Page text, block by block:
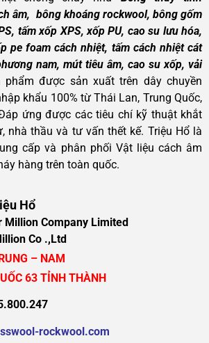
âm, bông khoáng rockwool, bông gốm
tấm xốp XPS, xốp PU, cao su lưu hóa,
pe foam cách nhiệt, tấm cách nhiệt cát
nam, mút tiêu âm, cao su xốp, vải
phẩm được sản xuất trên dây chuyền
khẩu 100% từ Thái Lan, Trung Quốc,
ứng được các tiêu chí kỹ thuật khắt
nhà thầu và tư vấn thết kế. Triệu Hổ là
cấp và phân phối Vật liệu cách âm
hàng trên toàn quốc.
Hổ
Million Company Limited
Co .,Ltd
– NAM
63 TỈNH THÀNH
rockwool.com